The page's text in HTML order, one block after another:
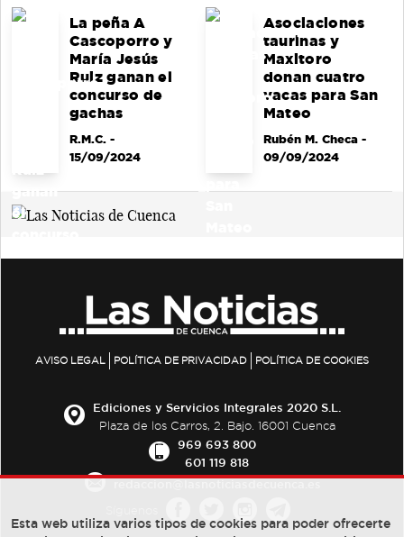
La peña A
Cascoporro y
María Jesús
Ruiz ganan el
concurso de
gachas
R.M.C.-
15/09/2024
Asociaciones
taurinas y
Maxitoro
donan cuatro
vacas para San
Mateo
Rubén M. Checa-
09/09/2024
AVISO LEGAL POLÍTICA DE PRIVACIDAD POLÍTICA DE COOKIES
Ediciones y Servicios Integrales 2020 S.L.
Plaza de los Carros, 2. Bajo. 16001 Cuenca
969 693 800
601 119 818
Esta web utiliza varios tipos de cookies para poder ofrecerte